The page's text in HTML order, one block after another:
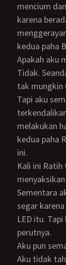
mencium
karena
kedua paha
Apakah
Tidak. Seandainya aku tidak menyuruh Bunda menerima Gustav di kamar depan itu,
tak mungkin
Tapi aku semakin gemetaran menyaksikan semuanya itu. Karena hasrat birahiku tak
melakukan
kedua paha
ini.
Kali ini Ratih tidak menolak lagi. Pasti karena dia pun sudah horny berat setelah
Sementara aku mulai menjilati memeknya yang bersih dari jembut dan terasa masih
segar
LED itu.
perutnya.
Aku pun
Aku tidak tahu apa yang sedang Gustav lakukan selanjutnya, karena posisiku